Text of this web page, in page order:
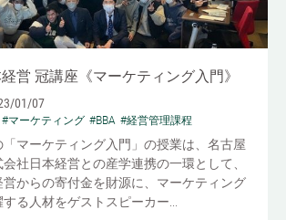
営 冠講座《マーケティング入門》
01/07
#マーケティング #BBA #経営管理課程
マーケティング入門」の授業は、名古屋
社日本経営との産学連携の一環として、
からの寄付金を財源に、マーケティング
る人材をゲストスピーカー...